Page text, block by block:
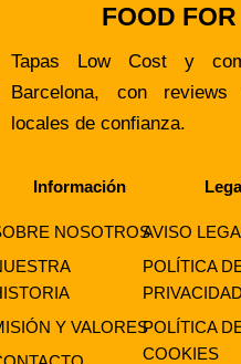
FOOD
Tapas Low Cost y
Barcelona, con
locales de confianza.
Información
NOSOTROS
Y VALORES
AVISO
POLÍTICA
PRIVACIDAD
POLÍTICA
COOKIES